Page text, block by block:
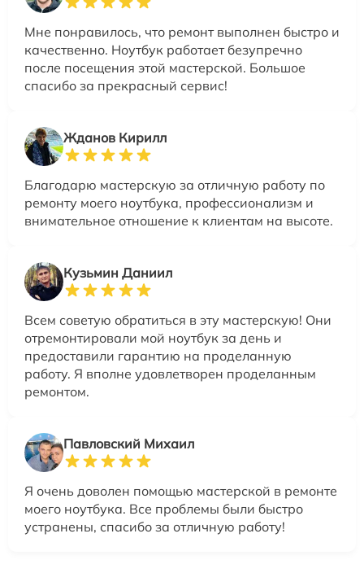
Мне понравилось, что ремонт выполнен быстро и
качественно. Ноутбук работает безупречно
после посещения этой мастерской. Большое
спасибо за прекрасный сервис!
Жданов Кирилл
Благодарю мастерскую за отличную работу по
ремонту моего ноутбука, профессионализм и
внимательное отношение к клиентам на высоте.
Кузьмин Даниил
Всем советую обратиться в эту мастерскую! Они
отремонтировали мой ноутбук за день и
предоставили гарантию на проделанную
работу. Я вполне удовлетворен проделанным
ремонтом.
Павловский Михаил
Я очень доволен помощью мастерской в ремонте
моего ноутбука. Все проблемы были быстро
устранены, спасибо за отличную работу!